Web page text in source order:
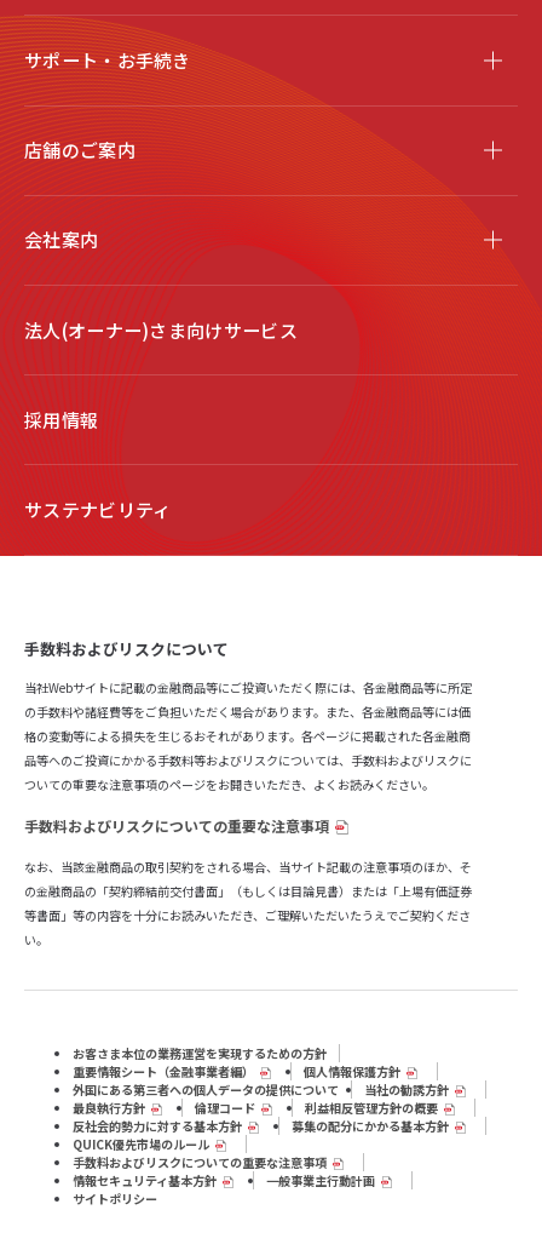
サポート・お手続き
店舗のご案内
会社案内
法人(オーナー)さま向けサービス
採用情報
サステナビリティ
手数料およびリスクについて
当社Webサイトに記載の金融商品等にご投資いただく際には、各金融商品等に所定
の手数料や諸経費等をご負担いただく場合があります。また、各金融商品等には価
格の変動等による損失を生じるおそれがあります。各ページに掲載された各金融商
品等へのご投資にかかる手数料等およびリスクについては、手数料およびリスクに
ついての重要な注意事項のページをお開きいただき、よくお読みください。
手数料およびリスクについての重要な注意事項
なお、当該金融商品の取引契約をされる場合、当サイト記載の注意事項のほか、そ
の金融商品の「契約締結前交付書面」（もしくは目論見書）または「上場有価証券
等書面」等の内容を十分にお読みいただき、ご理解いただいたうえでご契約くださ
い。
お客さま本位の業務運営を実現するための方針
重要情報シート（⾦融事業者編）
個人情報保護方針
外国にある第三者への個人データの提供について
当社の勧誘方針
最良執行方針
倫理コード
利益相反管理方針の概要
反社会的勢力に対する基本方針
募集の配分にかかる基本方針
QUICK優先市場のルール
手数料およびリスクについての重要な注意事項
情報セキュリティ基本方針
一般事業主行動計画
サイトポリシー